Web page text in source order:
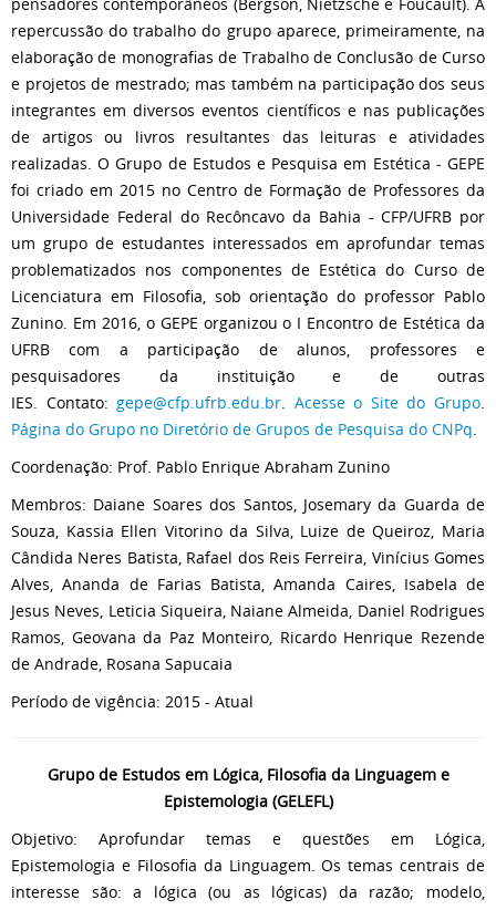
repercussão do trabalho do grupo aparece, primeiramente, na
elaboração de monografias de Trabalho de Conclusão de Curso
e projetos de mestrado; mas também na participação dos seus
integrantes em diversos eventos científicos e nas publicações
de artigos ou livros resultantes das leituras e atividades
realizadas. O Grupo de Estudos e Pesquisa em Estética - GEPE
foi criado em 2015 no Centro de Formação de Professores da
Universidade Federal do Recôncavo da Bahia - CFP/UFRB por
um grupo de estudantes interessados em aprofundar temas
problematizados nos componentes de Estética do Curso de
Licenciatura em Filosofia, sob orientação do professor Pablo
Zunino. Em 2016, o GEPE organizou o I Encontro de Estética da
UFRB com a participação de alunos, professores e
pesquisadores da instituição e de outras
IES. Contato: gepe@cfp.ufrb.edu.br. Acesse o Site do Grupo.
Página do Grupo no Diretório de Grupos de Pesquisa do CNPq.
Coordenação: Prof. Pablo Enrique Abraham Zunino
Membros: Daiane Soares dos Santos, Josemary da Guarda de
Souza, Kassia Ellen Vitorino da Silva, Luize de Queiroz, Maria
Cândida Neres Batista, Rafael dos Reis Ferreira, Vinícius Gomes
Alves, Ananda de Farias Batista, Amanda Caires, Isabela de
Jesus Neves, Leticia Siqueira, Naiane Almeida, Daniel Rodrigues
Ramos, Geovana da Paz Monteiro, Ricardo Henrique Rezende
de Andrade, Rosana Sapucaia
Período de vigência: 2015 - Atual
Grupo de Estudos em Lógica, Filosofia da Linguagem e
Epistemologia (GELEFL)
Objetivo: Aprofundar temas e questões em Lógica,
Epistemologia e Filosofia da Linguagem. Os temas centrais de
interesse são: a lógica (ou as lógicas) da razão; modelo,